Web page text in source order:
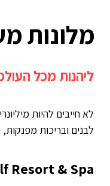
מלונות
ליהנות מכל העולמות -
לא חייבים להיות
לבנים ובריכות
Resort & Spa